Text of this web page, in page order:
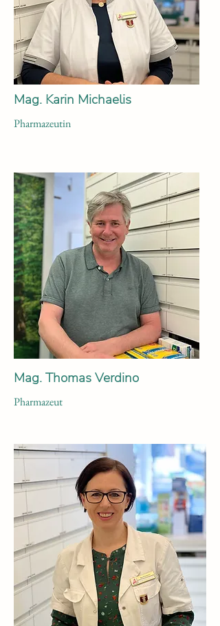
Mag. Karin Michaelis
Pharmazeutin
Mag. Thomas Verdino
Pharmazeut